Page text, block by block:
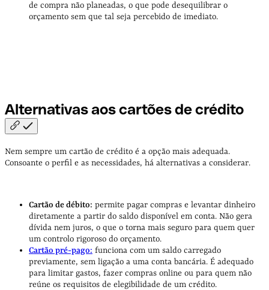
de compra não planeadas, o que pode desequilibrar o
orçamento sem que tal seja percebido de imediato.
Alternativas aos cartões decrédito
Nem sempre um cartão de crédito é a opção mais adequada.
Consoante o perfil e as necessidades, há alternativas a considerar.
Cartão de débito: permite pagar compras e levantar dinheiro
diretamente a partir do saldo disponível em conta. Não gera
dívida nem juros, o que o torna mais seguro para quem quer
um controlo rigoroso do orçamento.
Cartão pré-pago: funciona com um saldo carregado
previamente, sem ligação a uma conta bancária. É adequado
para limitar gastos, fazer compras online ou para quem não
reúne os requisitos de elegibilidade de um crédito.